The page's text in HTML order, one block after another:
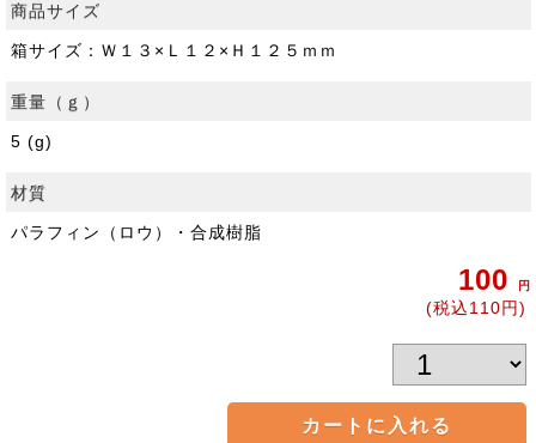
商品サイズ
箱サイズ：Ｗ１３×Ｌ１２×Ｈ１２５ｍｍ
重量（ｇ）
5 (g)
材質
パラフィン（ロウ）・合成樹脂
100 円
(税込110円)